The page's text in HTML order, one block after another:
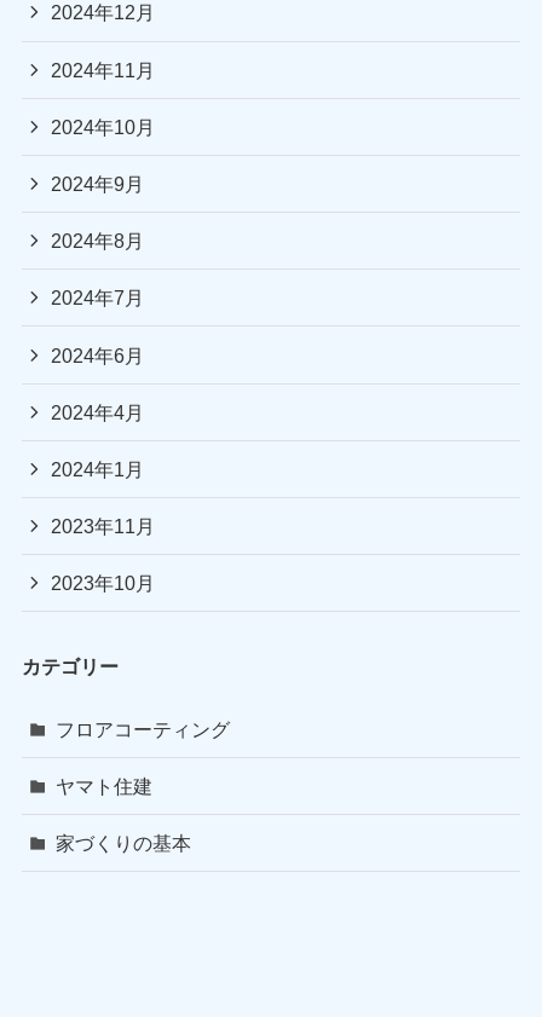
2024年12月
2024年11月
2024年10月
2024年9月
2024年8月
2024年7月
2024年6月
2024年4月
2024年1月
2023年11月
2023年10月
カテゴリー
フロアコーティング
ヤマト住建
家づくりの基本